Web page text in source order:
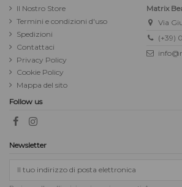
Il Nostro Store
Termini e condizioni d'uso
Spedizioni
Contattaci
Privacy Policy
Cookie Policy
Mappa del sito
Matrix
Via
(+39)
Follow us
Newsletter